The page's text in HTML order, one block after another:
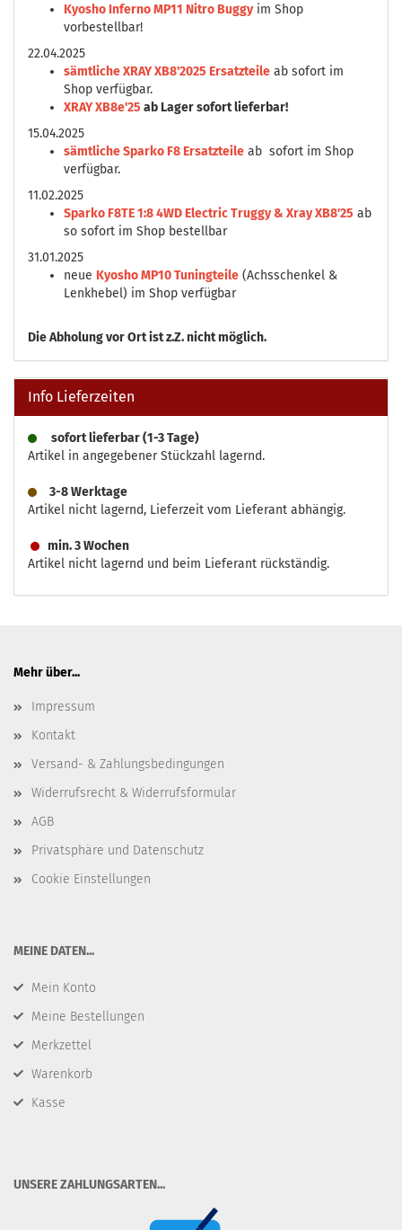
Kyosho Inferno MP11 Nitro Buggyim Shop
vorbestellbar!
22.04.2025
sämtliche XRAY XB8'2025 Ersatzteile ab sofort im
Shop verfügbar.
XRAY XB8e'25 ab Lager sofort lieferbar!
15.04.2025
sämtliche Sparko F8 Ersatzteile ab sofort im Shop
verfügbar.
11.02.2025
Sparko F8TE 1:8 4WD Electric Truggy & Xray XB8'25 ab
so sofort im Shop bestellbar
31.01.2025
neue Kyosho MP10 Tuningteile (Achsschenkel &
Lenkhebel) im Shop verfügbar
DieAbholung vor Ort ist z.Z. nicht möglich.
Info Lieferzeiten
sofort lieferbar (1-3 Tage)
Artikel in angegebener Stückzahl lagernd.
3-8 Werktage
Artikel nicht lagernd, Lieferzeit vom Lieferant abhängig.
min. 3 Wochen
Artikel nicht lagernd und beim Lieferant rückständig.
Mehr über...
Impressum
Kontakt
Versand- & Zahlungsbedingungen
Widerrufsrecht & Widerrufsformular
AGB
Privatsphäre und Datenschutz
Cookie Einstellungen
​MEINE DATEN...
Mein Konto
Meine Bestellungen
Merkzettel
Warenkorb
Kasse
​UNSERE ZAHLUNGSARTEN...